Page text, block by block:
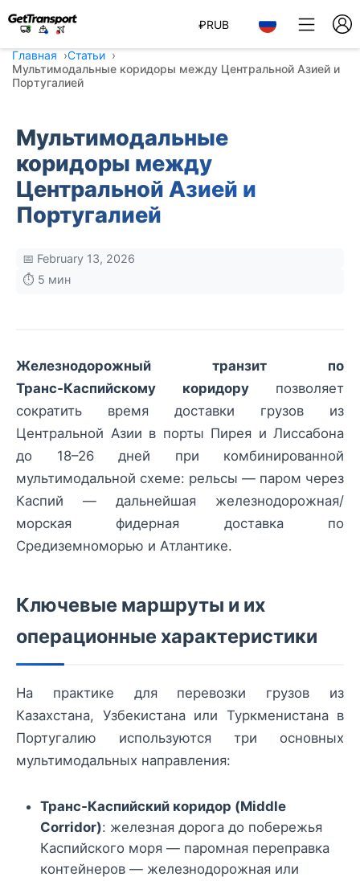
₽RUB
Главная
Статьи
Мультимодальные коридоры между Центральной Азией и
Португалией
Мультимодальные
коридоры между
Центральной Азией и
Португалией
📅 February 13, 2026
⏱️ 5 мин
Железнодорожный транзит по
Транс‑Каспийскому коридорупозволяет
сократить время доставки грузов из
Центральной Азии в порты Пирея и Лиссабона
до 18–26 дней при комбинированной
мультимодальной схеме: рельсы — паром через
Каспий — дальнейшая железнодорожная/
морская фидерная доставка по
Средиземноморью и Атлантике.
Ключевые маршруты и их
операционные характеристики
На практике для перевозки грузов из
Казахстана, Узбекистана или Туркменистана в
Португалию используются три основных
мультимодальных направления:
Транс‑Каспийский коридор (Middle
Corridor): железная дорога до побережья
Каспийского моря — паромная переправка
контейнеров — железнодорожная или